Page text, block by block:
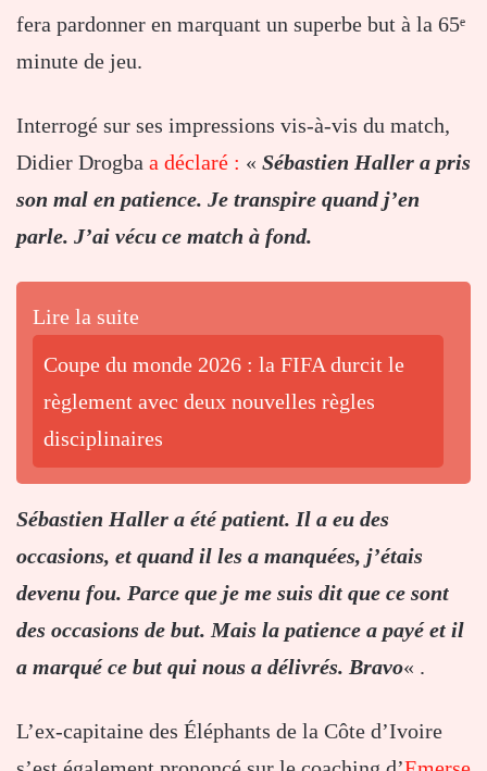
fera pardonner en marquant un superbe but à la 65ᵉ
minute de jeu.
Interrogé sur ses impressions vis-à-vis du match,
Didier Drogba a déclaré : « Sébastien Haller a pris
son mal en patience. Je transpire quand j’en
parle. J’ai vécu ce match à fond.
Lire la suite
Coupe du monde 2026 : la FIFA durcit le
règlement avec deux nouvelles règles
disciplinaires
Sébastien Haller a été patient. Il a eu des
occasions, et quand il les a manquées, j’étais
devenu fou. Parce que je me suis dit que ce sont
des occasions de but. Mais la patience a payé et il
a marqué ce but qui nous a délivrés. Bravo« .
L’ex-capitaine des Éléphants de la Côte d’Ivoire